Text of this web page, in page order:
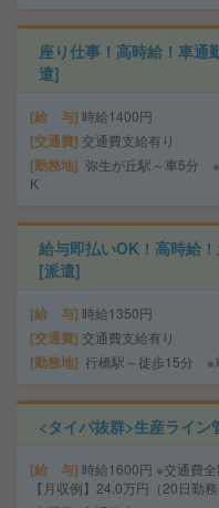
座り仕事！高時給！車通
遣]
給 与 時給1400円
交通費 交通費支給有り
勤務地 弥生が丘駅～車5分
K
給与即払いOK！高時給
[派遣]
給 与 時給1350円
交通費 交通費支給有り
勤務地 行橋駅～徒歩15分 ※
<タイパ抜群>生産ライ
給 与 時給1600円 ※交通費全
【月収例】24.0万円（20日勤